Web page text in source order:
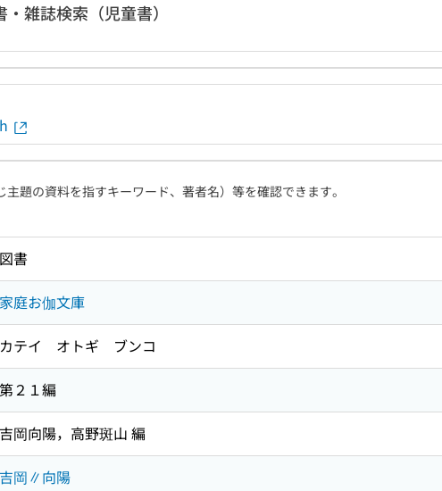
雑誌検索（児童書）
題の資料を指すキーワード、著者名）等を確認できます。
図書
家庭お伽文庫
カテイ オトギ ブンコ
第２１編
吉岡向陽，高野斑山 編
吉岡∥向陽